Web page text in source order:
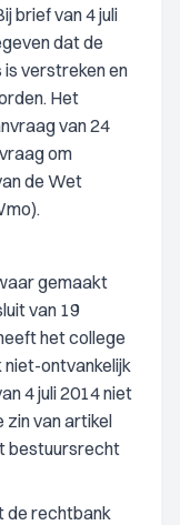
brief van 4 juli
dat de
is verstreken en
Het
van 24
om
de Wet
gemaakt
van 19
het college
niet-ontvankelijk
4 juli 2014 niet
zin van artikel
bestuursrecht
de rechtbank